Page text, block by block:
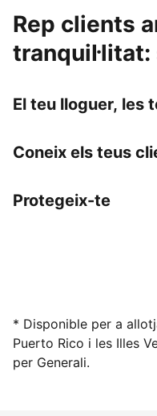
Rep clients
El teu lloguer, les
Coneix els teus
Protegeix-te
Lloga l'allotjament
* Disponible per a
Puerto Rico i les Illes
per Generali.